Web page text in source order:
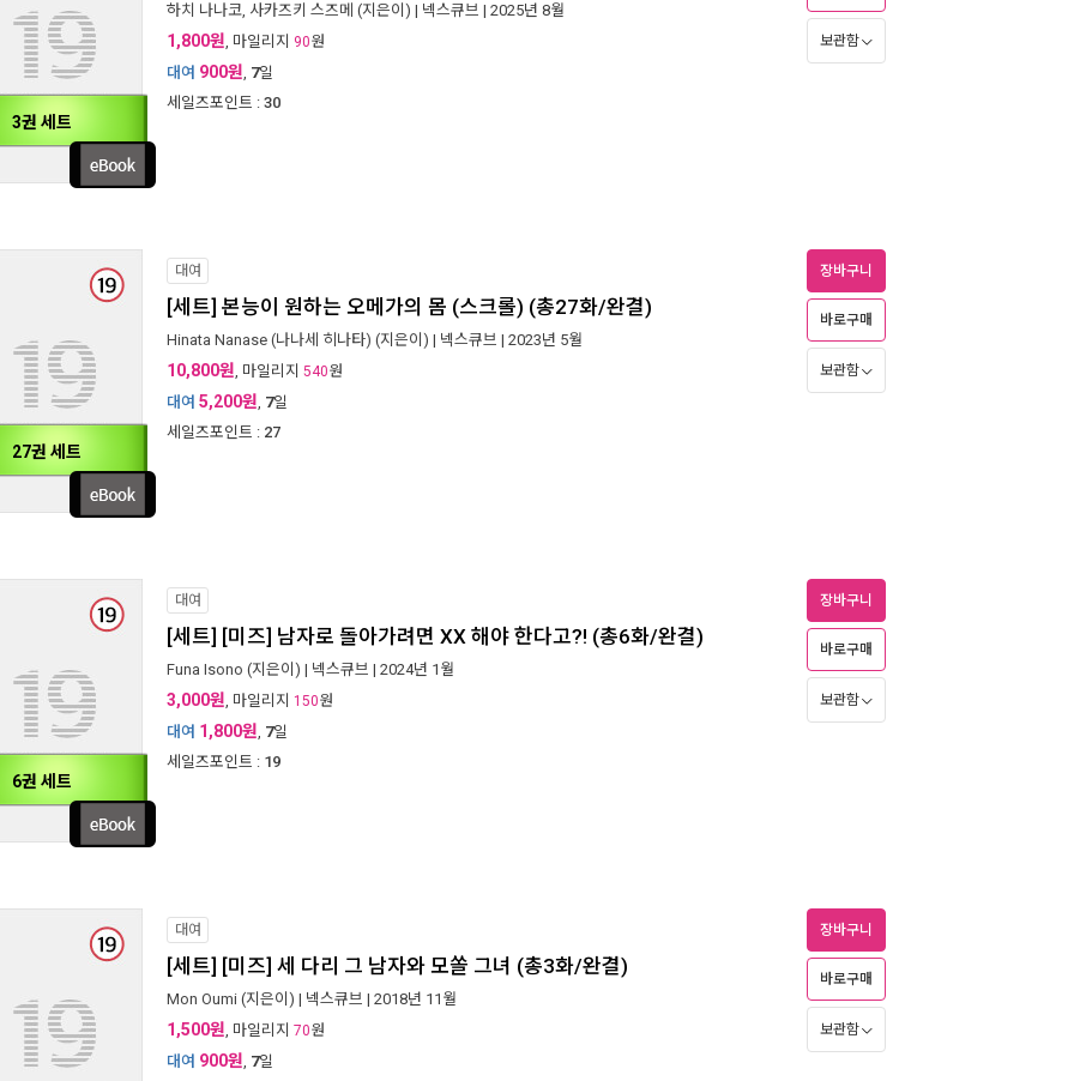
3권 세트
하치 나나코, 사카즈키 스즈메 (지은이) | 넥스큐브 | 2025년 8월
1,800원, 마일리지 90원
대여 900원, 7일
세일즈포인트 : 30
보관함
27권 세트
대여
[세트] 본능이 원하는 오메가의 몸 (스크롤) (총27화/완결)
Hinata Nanase (나나세 히나타) (지은이) | 넥스큐브 | 2023년 5월
10,800원, 마일리지 540원
대여 5,200원, 7일
세일즈포인트 : 27
장바구니
바로구매
보관함
6권 세트
대여
[세트] [미즈] 남자로 돌아가려면 XX 해야 한다고?! (총6화/완결)
Funa Isono (지은이) | 넥스큐브 | 2024년 1월
3,000원, 마일리지 150원
대여 1,800원, 7일
세일즈포인트 : 19
장바구니
바로구매
보관함
대여
[세트] [미즈] 세 다리 그 남자와 모쏠 그녀 (총3화/완결)
Mon Oumi (지은이) | 넥스큐브 | 2018년 11월
1,500원, 마일리지 70원
대여 900원, 7일
장바구니
바로구매
보관함